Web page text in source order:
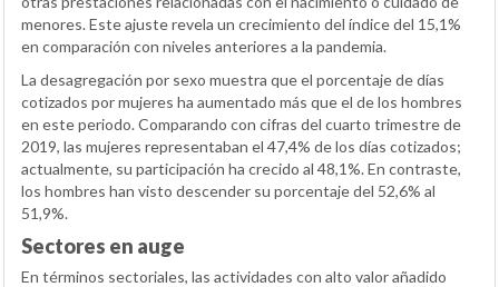
menores. Este ajuste revela un crecimiento del índice del 15,1%
en comparación con niveles anteriores a la pandemia.
La desagregación por sexo muestra que el porcentaje de días
cotizados por mujeres ha aumentado más que el de los hombres
en este periodo. Comparando con cifras del cuarto trimestre de
2019, las mujeres representaban el 47,4% de los días cotizados;
actualmente, su participación ha crecido al 48,1%. En contraste,
los hombres han visto descender su porcentaje del 52,6% al
51,9%.
Sectores en auge
En términos sectoriales, las actividades con alto valor añadido